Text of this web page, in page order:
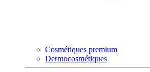
Cosmétiques premium
Dermocosmétiques